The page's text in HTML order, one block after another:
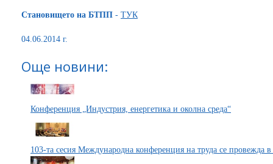
Становището на БТПП - ТУК
04.06.2014 г.
Още новини:
Конференция „Индустрия, енергетика и околна среда“
103-та сесия Международна конференция на труда се провежда